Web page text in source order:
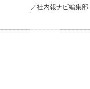
／社内報ナビ編集部